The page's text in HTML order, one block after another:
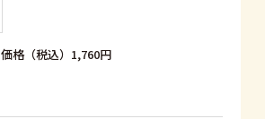
価格（税込）1,760円